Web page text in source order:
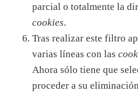
parcial o totalmente la
cookies.
Tras realizar este filtro
varias líneas con las
Ahora sólo tiene que
proceder a su